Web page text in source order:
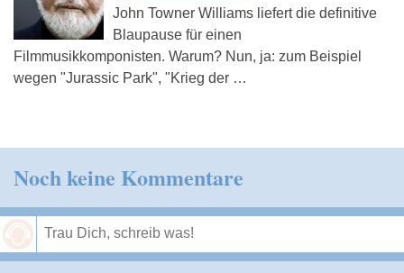
John Towner Williams liefert die definitive
Blaupause für einen
Filmmusikkomponisten. Warum? Nun, ja: zum Beispiel
wegen "Jurassic Park", "Krieg der …
Noch keine Kommentare